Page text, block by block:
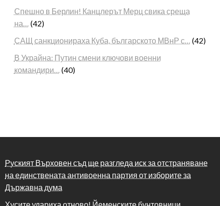
Спешно в Берлин! Канцлерът Мерц свика среща
на… (42)
САЩ санкционираха Куба, българското МВнР с… (42)
В Украйна: Путин смени ключови военни
командири… (40)
Руският Върховен съд ще разгледа иск за отстраняване
на единствената антивоенна партия от изборите за
Държавна дума